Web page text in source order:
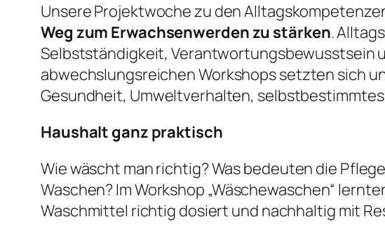
Unsere Projektwoche zu den
Weg zum Erwachsenwerden zu stärken.
Selbstständigkeit, Verantwortungsbewusstsein
abwechslungsreichen Workshops setzten sich
Gesundheit, Umweltverhalten,
Haushalt ganz praktisch
Wie wäscht man richtig? Was bedeuten die
Waschen? Im Workshop „Wäschewaschen“
Waschmittel richtig dosiert und nachhaltig mit